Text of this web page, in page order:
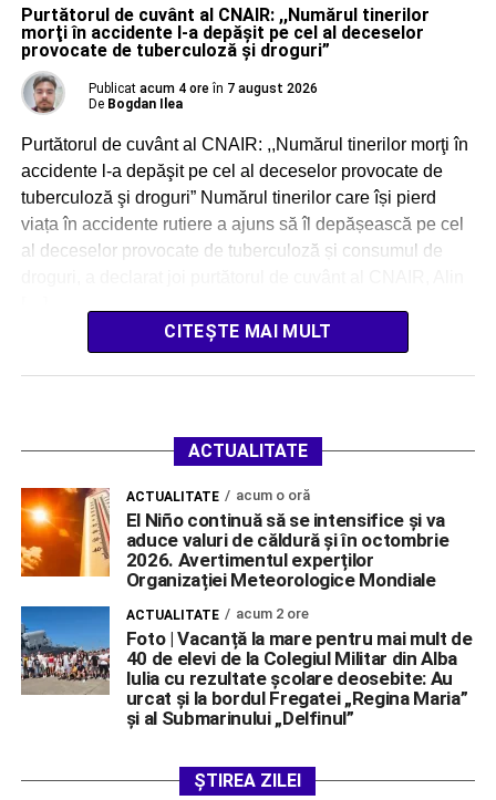
Purtătorul de cuvânt al CNAIR: ,,Numărul tinerilor
morţi în accidente l-a depăşit pe cel al deceselor
provocate de tuberculoză şi droguri”
Publicat acum 4 ore în 7 august 2026
De Bogdan Ilea
Purtătorul de cuvânt al CNAIR: ,,Numărul tinerilor morţi în
accidente l-a depăşit pe cel al deceselor provocate de
tuberculoză şi droguri” Numărul tinerilor care își pierd
viața în accidente rutiere a ajuns să îl depășească pe cel
al deceselor provocate de tuberculoză și consumul de
CITEȘTE MAI MULT
ACTUALITATE
ACTUALITATE acum o oră
El Niño continuă să se intensifice și va
aduce valuri de căldură și în octombrie
2026. Avertimentul experților
Organizației Meteorologice Mondiale
ACTUALITATE acum 2 ore
Foto | Vacanță la mare pentru mai mult de
40 de elevi de la Colegiul Militar din Alba
Iulia cu rezultate școlare deosebite: Au
urcat și la bordul Fregatei „Regina Maria”
și al Submarinului „Delfinul”
ȘTIREA ZILEI